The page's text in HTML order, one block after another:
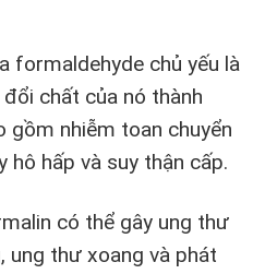
formaldehyde chủ yếu là
chất của nó thành
gồm nhiễm toan chuyển
hô hấp và suy thận cấp.
có thể gây ung thư
ung thư xoang và phát